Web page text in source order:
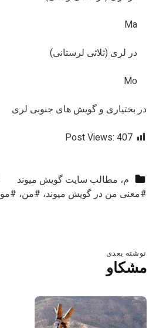
در لری (ثلاثی لرستانی)
در بختیاری و گویش های جنوبی لری
Post Views: 407
م، مطالب سایت گويش میوند
معنی من در گویش میوند، من، مو
بازگشت به ناوبری اصلی
راهبری نوشته
نوشته بعدی
مشکاو